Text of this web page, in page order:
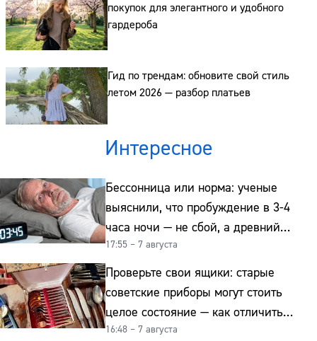
покупок для элегантного и удобного
гардероба
Гид по трендам: обновите свой стиль
летом 2026 — разбор платьев
Интересное
Бессонница или норма: ученые
выяснили, что пробуждение в 3-4
часа ночи — не сбой, а древний
биологический ритм
17:55 – 7 августа
Проверьте свои ящики: старые
советские приборы могут стоить
целое состояние — как отличить
подделку от мельхиора
16:48 – 7 августа